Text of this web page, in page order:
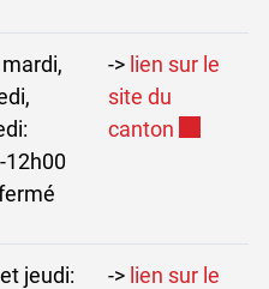
12h00
-> lien sur le
site du
canton
jeudi:
-> lien sur le